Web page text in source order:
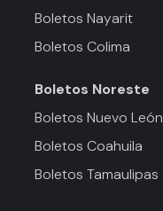
Boletos Nayarit
Boletos Colima
Boletos Noreste
Boletos Nuevo León
Boletos Coahuila
Boletos Tamaulipas